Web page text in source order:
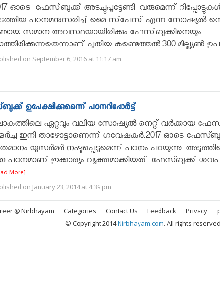
ഓടെ ഫേസ്‌ബുക്ക് അടച്ചുപൂട്ടേണ്ടി വരുമെന്ന്
പഠനമനുസരിച്ച് മൈ സ്‌പേസ് എന്ന സോഷ്യല്‍
സമാന അവസ്ഥയായിരിക്കും ഫേസ്‌ബുക്കിനെയും
പുതിയ കണ്ടെത്തല്‍.300 മില്ല്യണ്‍
on September 6, 2016 at 11:17 am
ഉപേക്ഷിക്കുമെന്ന് പഠനറിപ്പോർട്ട്
ഏറ്റവും വലിയ സോഷ്യൽ നെറ്റ് വർക്കായ
ഇനി താഴോട്ടാണെന്ന് ഗവേഷകർ.2017 ഓടെ
യൂസര്‍മര്‍ നഷ്ടപ്പെടുമെന്ന് പഠനം പറയുന്നു.
പഠനമാണ് ഇക്കാര്യം വ്യക്തമാക്കിയത്. ഫേസ്ബുക്ക്
More]
on January 23, 2014 at 4:39 pm
@ Nirbhayam Categories Contact Us Feedback Privacy
© Copyright 2014Nirbhayam.com. All rights